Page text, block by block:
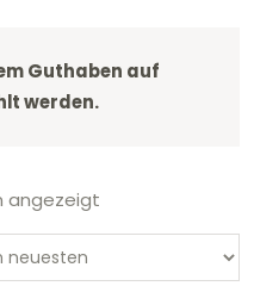
Guthaben auf
werden.
angezeigt